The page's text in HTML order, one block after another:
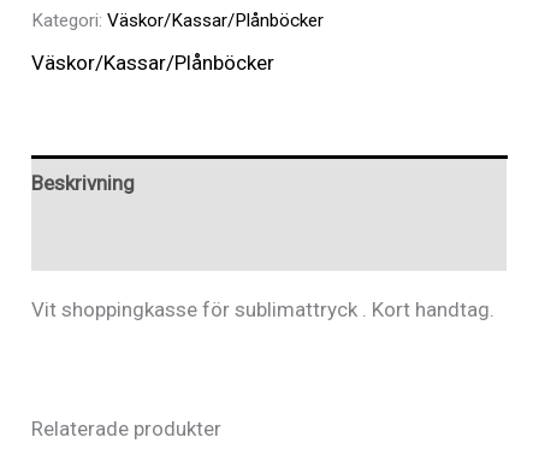
Kategori:Väskor/Kassar/Plånböcker
Väskor/Kassar/Plånböcker
Beskrivning
Vit shoppingkasse för sublimattryck . Kort handtag.
Relaterade produkter